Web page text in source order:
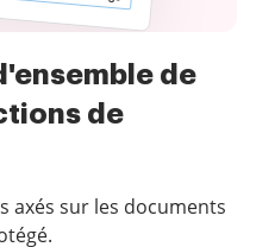
de
de
axés sur les documents